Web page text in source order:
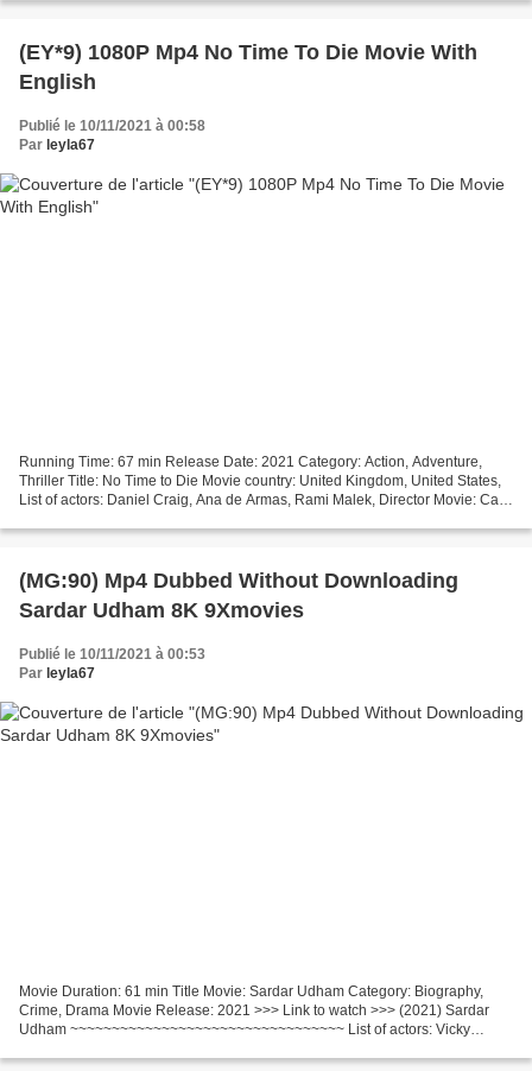
(EY*9) 1080P Mp4 No Time To Die Movie With
English
Publié le 10/11/2021 à 00:58
Par leyla67
Running Time: 67 min Release Date: 2021 Category: Action, Adventure,
Thriller Title: No Time to Die Movie country: United Kingdom, United States,
List of actors: Daniel Craig, Ana de Armas, Rami Malek, Director Movie: Cary
(MG:90) Mp4 Dubbed Without Downloading
Sardar Udham 8K 9Xmovies
Publié le 10/11/2021 à 00:53
Par leyla67
Movie Duration: 61 min Title Movie: Sardar Udham Category: Biography,
Crime, Drama Movie Release: 2021 >>> Link to watch >>> (2021) Sardar
Udham ~~~~~~~~~~~~~~~~~~~~~~~~~~~~~~~~~ List of actors: Vicky